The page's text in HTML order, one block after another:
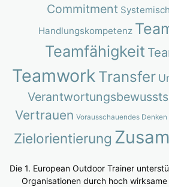
Commitment
Handlungskompetenz
Teamfähigkeit
Teamwork Transfer
Vertrauen Vorausschauendes
Zielorientierung
Die 1. European Outdoor Trainer
Organisationen durch hoch